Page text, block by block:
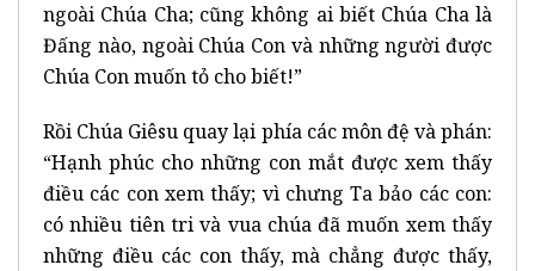
ngoài Chúa Cha; cũng không ai biết Chúa Cha là
Đấng nào, ngoài Chúa Con và những người được
Chúa Con muốn tỏ cho biết!”
Rồi Chúa Giêsu quay lại phía các môn đệ và phán:
“Hạnh phúc cho những con mắt được xem thấy
điều các con xem thấy; vì chưng Ta bảo các con:
có nhiều tiên tri và vua chúa đã muốn xem thấy
những điều các con thấy, mà chẳng được thấy,